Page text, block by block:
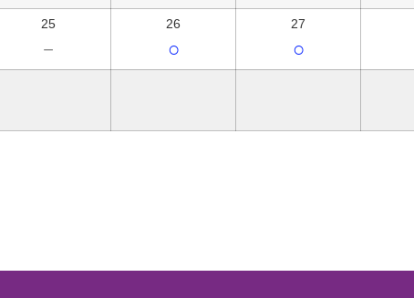
25
－
26
○
27
○